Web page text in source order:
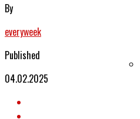
By
everyweek
Published
04.02.2025